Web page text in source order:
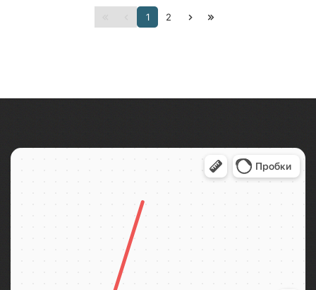
Поющие фонтаны с экскурсоводом, Большой
Императорский Дворец, Гроты Большого...
1 2